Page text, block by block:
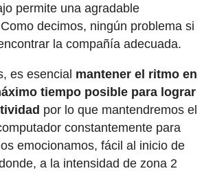
permite una agradable
decimos, ningún problema si
la compañía adecuada.
es esencial mantener el ritmo en
tiempo posible para lograr
por lo que mantendremos el
constantemente para
emocionamos, fácil al inicio de
a la intensidad de zona 2